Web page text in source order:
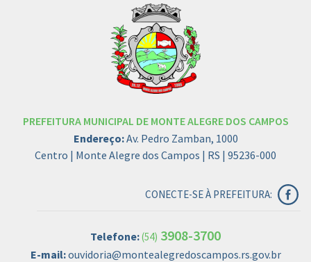
PREFEITURA MUNICIPAL DE MONTE ALEGRE DOS CAMPOS
Endereço:Av. Pedro Zamban, 1000
Centro | Monte Alegre dos Campos | RS | 95236-000
CONECTE-SE À PREFEITURA:
Telefone:(54) 3908-3700
E-mail:ouvidoria@montealegredoscampos.rs.gov.br